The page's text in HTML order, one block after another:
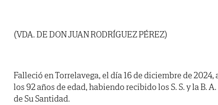
(VDA. DE DON JUAN RODRÍGUEZ PÉREZ)
Falleció en Torrelavega, el día 16 de diciembre de 2024,
los 92 años de edad, habiendo recibido los S. S. y la B. A.
de Su Santidad.